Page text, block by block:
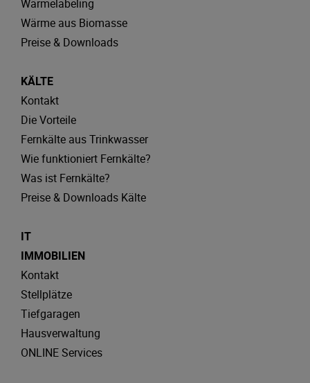
Wärmelabeling
Wärme aus Biomasse
Preise & Downloads
KÄLTE
Kontakt
Die Vorteile
Fernkälte aus Trinkwasser
Wie funktioniert Fernkälte?
Was ist Fernkälte?
Preise & Downloads Kälte
IT
IMMOBILIEN
Kontakt
Stellplätze
Tiefgaragen
Hausverwaltung
ONLINE Services